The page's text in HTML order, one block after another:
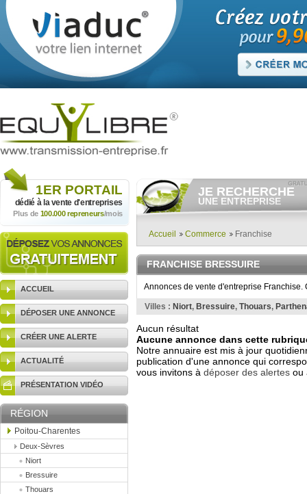
1ER PORTAIL
dédié à la vente d'entreprises
Plus de 100.000 repreneurs/mois
ACCUEIL
DÉPOSER UNE ANNONCE
CRÉER UNE ALERTE
ACTUALITÉ
PRÉSENTATION VIDÉO
RÉGION
Poitou-Charentes
Deux-Sèvres
Niort
Bressuire
Thouars
JE RECHERCHE
UNE ENTREPRISE
Consulter gratuitementles
vendre.
Et/ou déposergratuitement
votre recherche d'entreprise.
RECHERCHER UNE
ANNONCE
Accueil Commerce Franchise
FRANCHISE BRESSUIRE
Annonces de vente d'entreprise
Villes : Niort, Bressuire, Thouars,
Aucun résultat
Aucune annonce dans cette
Notre annuaire est mis à jour
publication d'une annonce qui
vous invitons à déposer des alertes ou